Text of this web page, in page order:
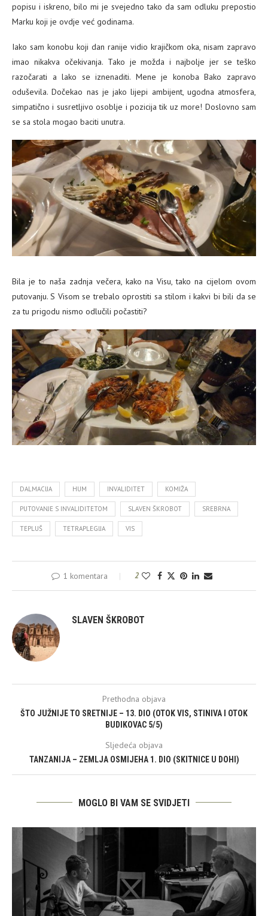
popisu i iskreno, bilo mi je svejedno tako da sam odluku prepostio
Marku koji je ovdje već godinama.
Iako sam konobu koji dan ranije vidio krajičkom oka, nisam zapravo
imao nikakva očekivanja. Tako je možda i najbolje jer se teško
razočarati a lako se iznenaditi. Mene je konoba Bako zapravo
oduševila. Dočekao nas je jako lijepi ambijent, ugodna atmosfera,
simpatično i susretljivo osoblje i pozicija tik uz more! Doslovno sam
se sa stola mogao baciti unutra.
Bila je to naša zadnja večera, kako na Visu, tako na cijelom ovom
putovanju. S Visom se trebalo oprostiti sa stilom i kakvi bi bili da se
za tu prigodu nismo odlučili počastiti?
DALMACIJA HUM INVALIDITET KOMIŽA
PUTOVANJE S INVALIDITETOM SLAVEN ŠKROBOT SREBRNA
TEPLUŠ TETRAPLEGIJA VIS
1 komentara 2
SLAVEN ŠKROBOT
Prethodna objava
ŠTO JUŽNIJE TO SRETNIJE – 13. DIO (OTOK VIS, STINIVA I OTOK
BUDIKOVAC 5/5)
Sljedeća objava
TANZANIJA – ZEMLJA OSMIJEHA 1. DIO (SKITNICE U DOHI)
MOGLO BI VAM SE SVIDJETI